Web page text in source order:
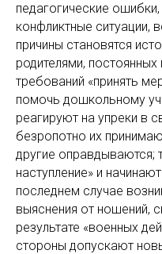
педагогические
конфликтные ситуации,
причины становятся
родителями, постоянных
требований «принять
помочь дошкольному
реагируют на упреки в
безропотно их
другие оправдываются;
наступление» и
последнем случае
выяснения от ношений,
результате «военных
стороны допускают